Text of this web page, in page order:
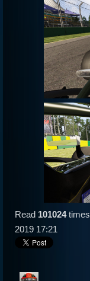
Read 101024times
2019 17:21